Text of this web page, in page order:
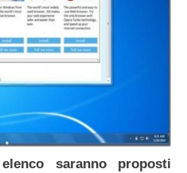
saranno proposti